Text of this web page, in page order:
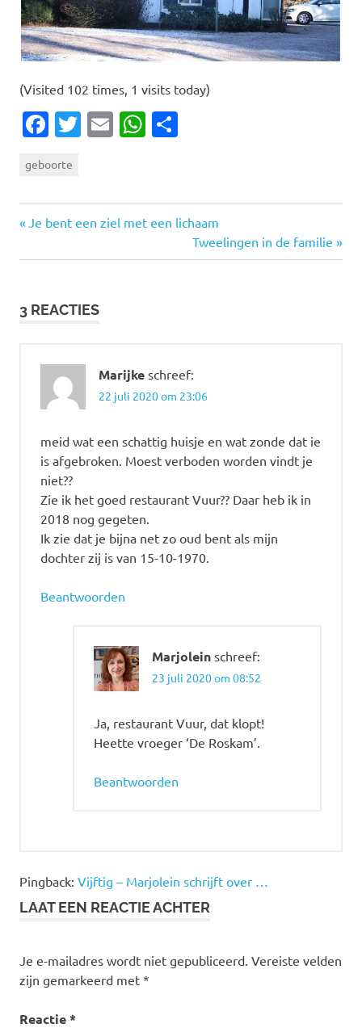
(Visited 102 times, 1 visits today)
Facebook
Twitter
EmailWhatsApp
geboorte
Bericht
navigatie
Vorige
Je bent een ziel met een lichaam
Volgende
bericht:
Tweelingen in de familie
3 REACTIES
Marijke schreef:
22 juli 2020 om 23:06
meid wat een schattig huisje en wat zonde dat ie
is afgebroken. Moest verboden worden vindt je
niet??
Zie ik het goed restaurant Vuur?? Daar heb ik in
2018 nog gegeten.
Ik zie dat je bijna net zo oud bent als mijn
dochter zij is van 15-10-1970.
Beantwoorden
Marjolein schreef:
23 juli 2020 om 08:52
Ja, restaurant Vuur, dat klopt!
Heette vroeger ‘De Roskam’.
Beantwoorden
Pingback: Vijftig – Marjolein schrijft over …
LAAT EEN REACTIE ACHTER
Je e-mailadres wordt niet gepubliceerd. Vereiste velden
zijn gemarkeerd met *
Reactie*